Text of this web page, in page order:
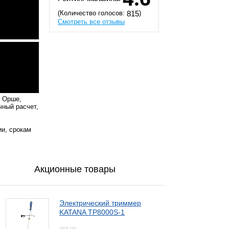
Орше,
расчет,
срокам
(Количество голосов: 815)
Смотреть все отзывы
Акционные товары
Электрический триммер
KATANA TP8000S-1